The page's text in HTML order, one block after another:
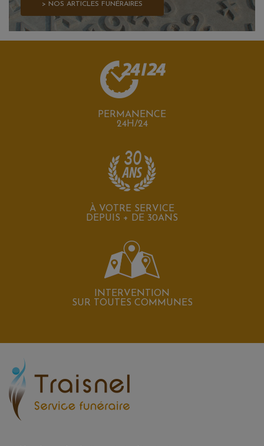
> NOS ARTICLES FUNÉRAIRES
PERMANENCE
24H/24
À VOTRE SERVICE
DEPUIS + DE 30ANS
INTERVENTION
SUR TOUTES COMMUNES